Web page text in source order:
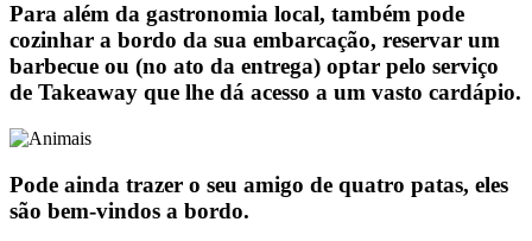
Para além da gastronomia local, também pode
cozinhar a bordo da sua embarcação, reservar um
barbecue ou (no ato da entrega) optar pelo serviço
de Takeaway que lhe dá acesso a um vasto cardápio.
Pode ainda trazer o seu amigo de quatro patas, eles
são bem-vindos a bordo.